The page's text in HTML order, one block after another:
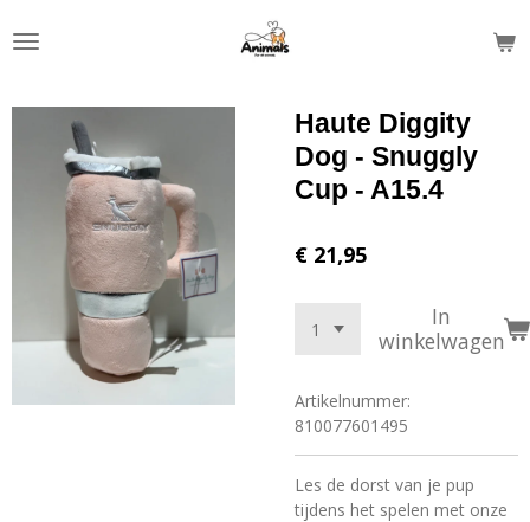
direct
hoofdinhoud
Haute Diggity
Dog - Snuggly
Cup - A15.4
€ 21,95
In
winkelwagen
Artikelnummer:
810077601495
Les de dorst van je pup
tijdens het spelen met onze